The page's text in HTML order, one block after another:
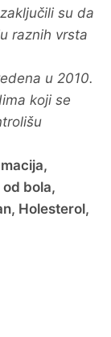
su da
raznih vrsta
u 2010.
koji se
bola,
Holesterol,